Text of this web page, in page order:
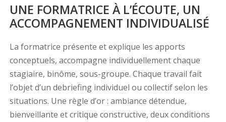
UNE FORMATRICE À L’ÉCOUTE, UN
ACCOMPAGNEMENT INDIVIDUALISÉ
La formatrice présente et explique les apports
conceptuels, accompagne individuellement chaque
stagiaire, binôme, sous-groupe. Chaque travail fait
l’objet d’un debriefing individuel ou collectif selon les
situations. Une règle d’or : ambiance détendue,
bienveillante et critique constructive, deux conditions